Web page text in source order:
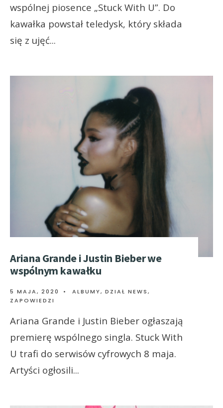
wspólnej piosence „Stuck With U”. Do
kawałka powstał teledysk, który składa
się z ujęć...
Ariana Grande i Justin Bieber we
wspólnym kawałku
5 MAJA, 2020 • ALBUMY, DZIAŁ NEWS,
ZAPOWIEDZI
Ariana Grande i Justin Bieber ogłaszają
premierę wspólnego singla. Stuck With
U trafi do serwisów cyfrowych 8 maja.
Artyści ogłosili...